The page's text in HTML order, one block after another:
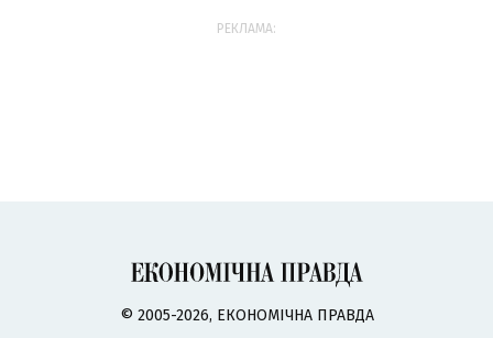
РЕКЛАМА:
© 2005-2026, ЕКОНОМІЧНА ПРАВДА